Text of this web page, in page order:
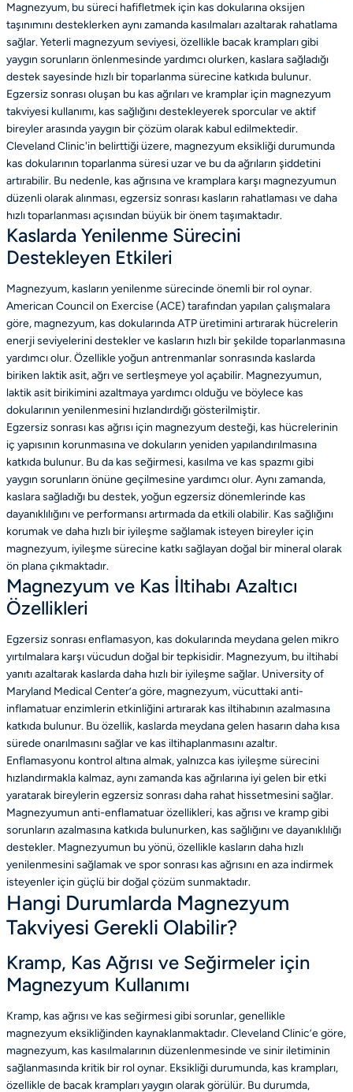
Magnezyum, bu süreci hafifletmek için kas dokularına oksijen
taşınımını desteklerken aynı zamanda kasılmaları azaltarak rahatlama
sağlar. Yeterli magnezyum seviyesi, özellikle bacak krampları gibi
yaygın sorunların önlenmesinde yardımcı olurken, kaslara sağladığı
destek sayesinde hızlı bir toparlanma sürecine katkıda bulunur.
Egzersiz sonrası oluşan bu kas ağrıları ve kramplar için magnezyum
takviyesi kullanımı, kas sağlığını destekleyerek sporcular ve aktif
bireyler arasında yaygın bir çözüm olarak kabul edilmektedir.
Cleveland Clinic'in belirttiği üzere, magnezyum eksikliği durumunda
kas dokularının toparlanma süresi uzar ve bu da ağrıların şiddetini
artırabilir. Bu nedenle, kas ağrısına ve kramplara karşı magnezyumun
düzenli olarak alınması, egzersiz sonrası kasların rahatlaması ve daha
hızlı toparlanması açısından büyük bir önem taşımaktadır.
Kaslarda Yenilenme Sürecini
Destekleyen Etkileri
Magnezyum, kasların yenilenme sürecinde önemli bir rol oynar.
American Council on Exercise (ACE) tarafından yapılan çalışmalara
göre, magnezyum, kas dokularında ATP üretimini artırarak hücrelerin
enerji seviyelerini destekler ve kasların hızlı bir şekilde toparlanmasına
yardımcı olur. Özellikle yoğun antrenmanlar sonrasında kaslarda
biriken laktik asit, ağrı ve sertleşmeye yol açabilir. Magnezyumun,
laktik asit birikimini azaltmaya yardımcı olduğu ve böylece kas
dokularının yenilenmesini hızlandırdığı gösterilmiştir.
Egzersiz sonrası kas ağrısı için magnezyum desteği, kas hücrelerinin
iç yapısının korunmasına ve dokuların yeniden yapılandırılmasına
katkıda bulunur. Bu da kas seğirmesi, kasılma ve kas spazmı gibi
yaygın sorunların önüne geçilmesine yardımcı olur. Aynı zamanda,
kaslara sağladığı bu destek, yoğun egzersiz dönemlerinde kas
dayanıklılığını ve performansı artırmada da etkili olabilir. Kas sağlığını
korumak ve daha hızlı bir iyileşme sağlamak isteyen bireyler için
magnezyum, iyileşme sürecine katkı sağlayan doğal bir mineral olarak
ön plana çıkmaktadır.
Magnezyum ve Kas İltihabı Azaltıcı
Özellikleri
Egzersiz sonrası enflamasyon, kas dokularında meydana gelen mikro
yırtılmalara karşı vücudun doğal bir tepkisidir. Magnezyum, bu iltihabi
yanıtı azaltarak kaslarda daha hızlı bir iyileşme sağlar. University of
Maryland Medical Center’a göre, magnezyum, vücuttaki anti-
inflamatuar enzimlerin etkinliğini artırarak kas iltihabının azalmasına
katkıda bulunur. Bu özellik, kaslarda meydana gelen hasarın daha kısa
sürede onarılmasını sağlar ve kas iltihaplanmasını azaltır.
Enflamasyonu kontrol altına almak, yalnızca kas iyileşme sürecini
hızlandırmakla kalmaz, aynı zamanda kas ağrılarına iyi gelen bir etki
yaratarak bireylerin egzersiz sonrası daha rahat hissetmesini sağlar.
Magnezyumun anti-enflamatuar özellikleri, kas ağrısı ve kramp gibi
sorunların azalmasına katkıda bulunurken, kas sağlığını ve dayanıklılığı
destekler. Magnezyumun bu yönü, özellikle kasların daha hızlı
yenilenmesini sağlamak ve spor sonrası kas ağrısını en aza indirmek
isteyenler için güçlü bir doğal çözüm sunmaktadır.
Hangi Durumlarda Magnezyum
Takviyesi Gerekli Olabilir?
Kramp, Kas Ağrısı ve Seğirmeler için
Magnezyum Kullanımı
Kramp, kas ağrısı ve kas seğirmesi gibi sorunlar, genellikle
magnezyum eksikliğinden kaynaklanmaktadır. Cleveland Clinic’e göre,
magnezyum, kas kasılmalarının düzenlenmesinde ve sinir iletiminin
sağlanmasında kritik bir rol oynar. Eksikliği durumunda, kas krampları,
özellikle de bacak krampları yaygın olarak görülür. Bu durumda,